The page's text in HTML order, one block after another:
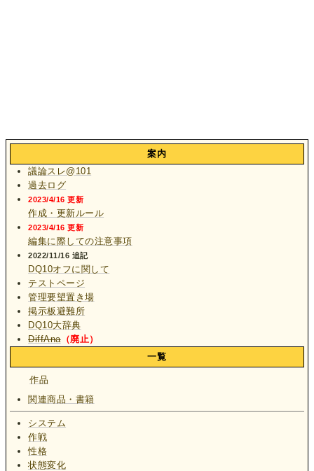
案内
議論スレ@101
過去ログ
2023/4/16 更新
作成・更新ルール
2023/4/16 更新
編集に際しての注意事項
2022/11/16 追記
DQ10オフに関して
テストページ
管理要望置き場
掲示板避難所
DQ10大辞典
DiffAna（廃止）
一覧
作品
関連商品・書籍
システム
作戦
性格
状態変化